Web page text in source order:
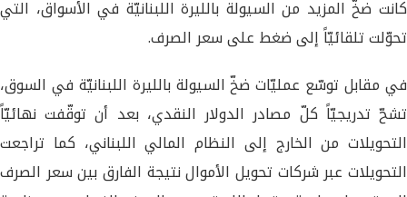
كانت ضخّ المزيد من السيولة بالليرة اللبنانيّة في الأسواق، التي
تحوّلت تلقائيّاً إلى ضغط على سعر الصرف.
في مقابل توسّع عمليّات ضخّ السيولة بالليرة اللبنانيّة في السوق،
تشحّ تدريجيّاً كلّ مصادر الدولار النقدي، بعد أن توقّفت نهائيّاً
التحويلات من الخارج إلى النظام المالي اللبناني، كما تراجعت
التحويلات عبر شركات تحويل الأموال نتيجة الفارق بين سعر الصرف